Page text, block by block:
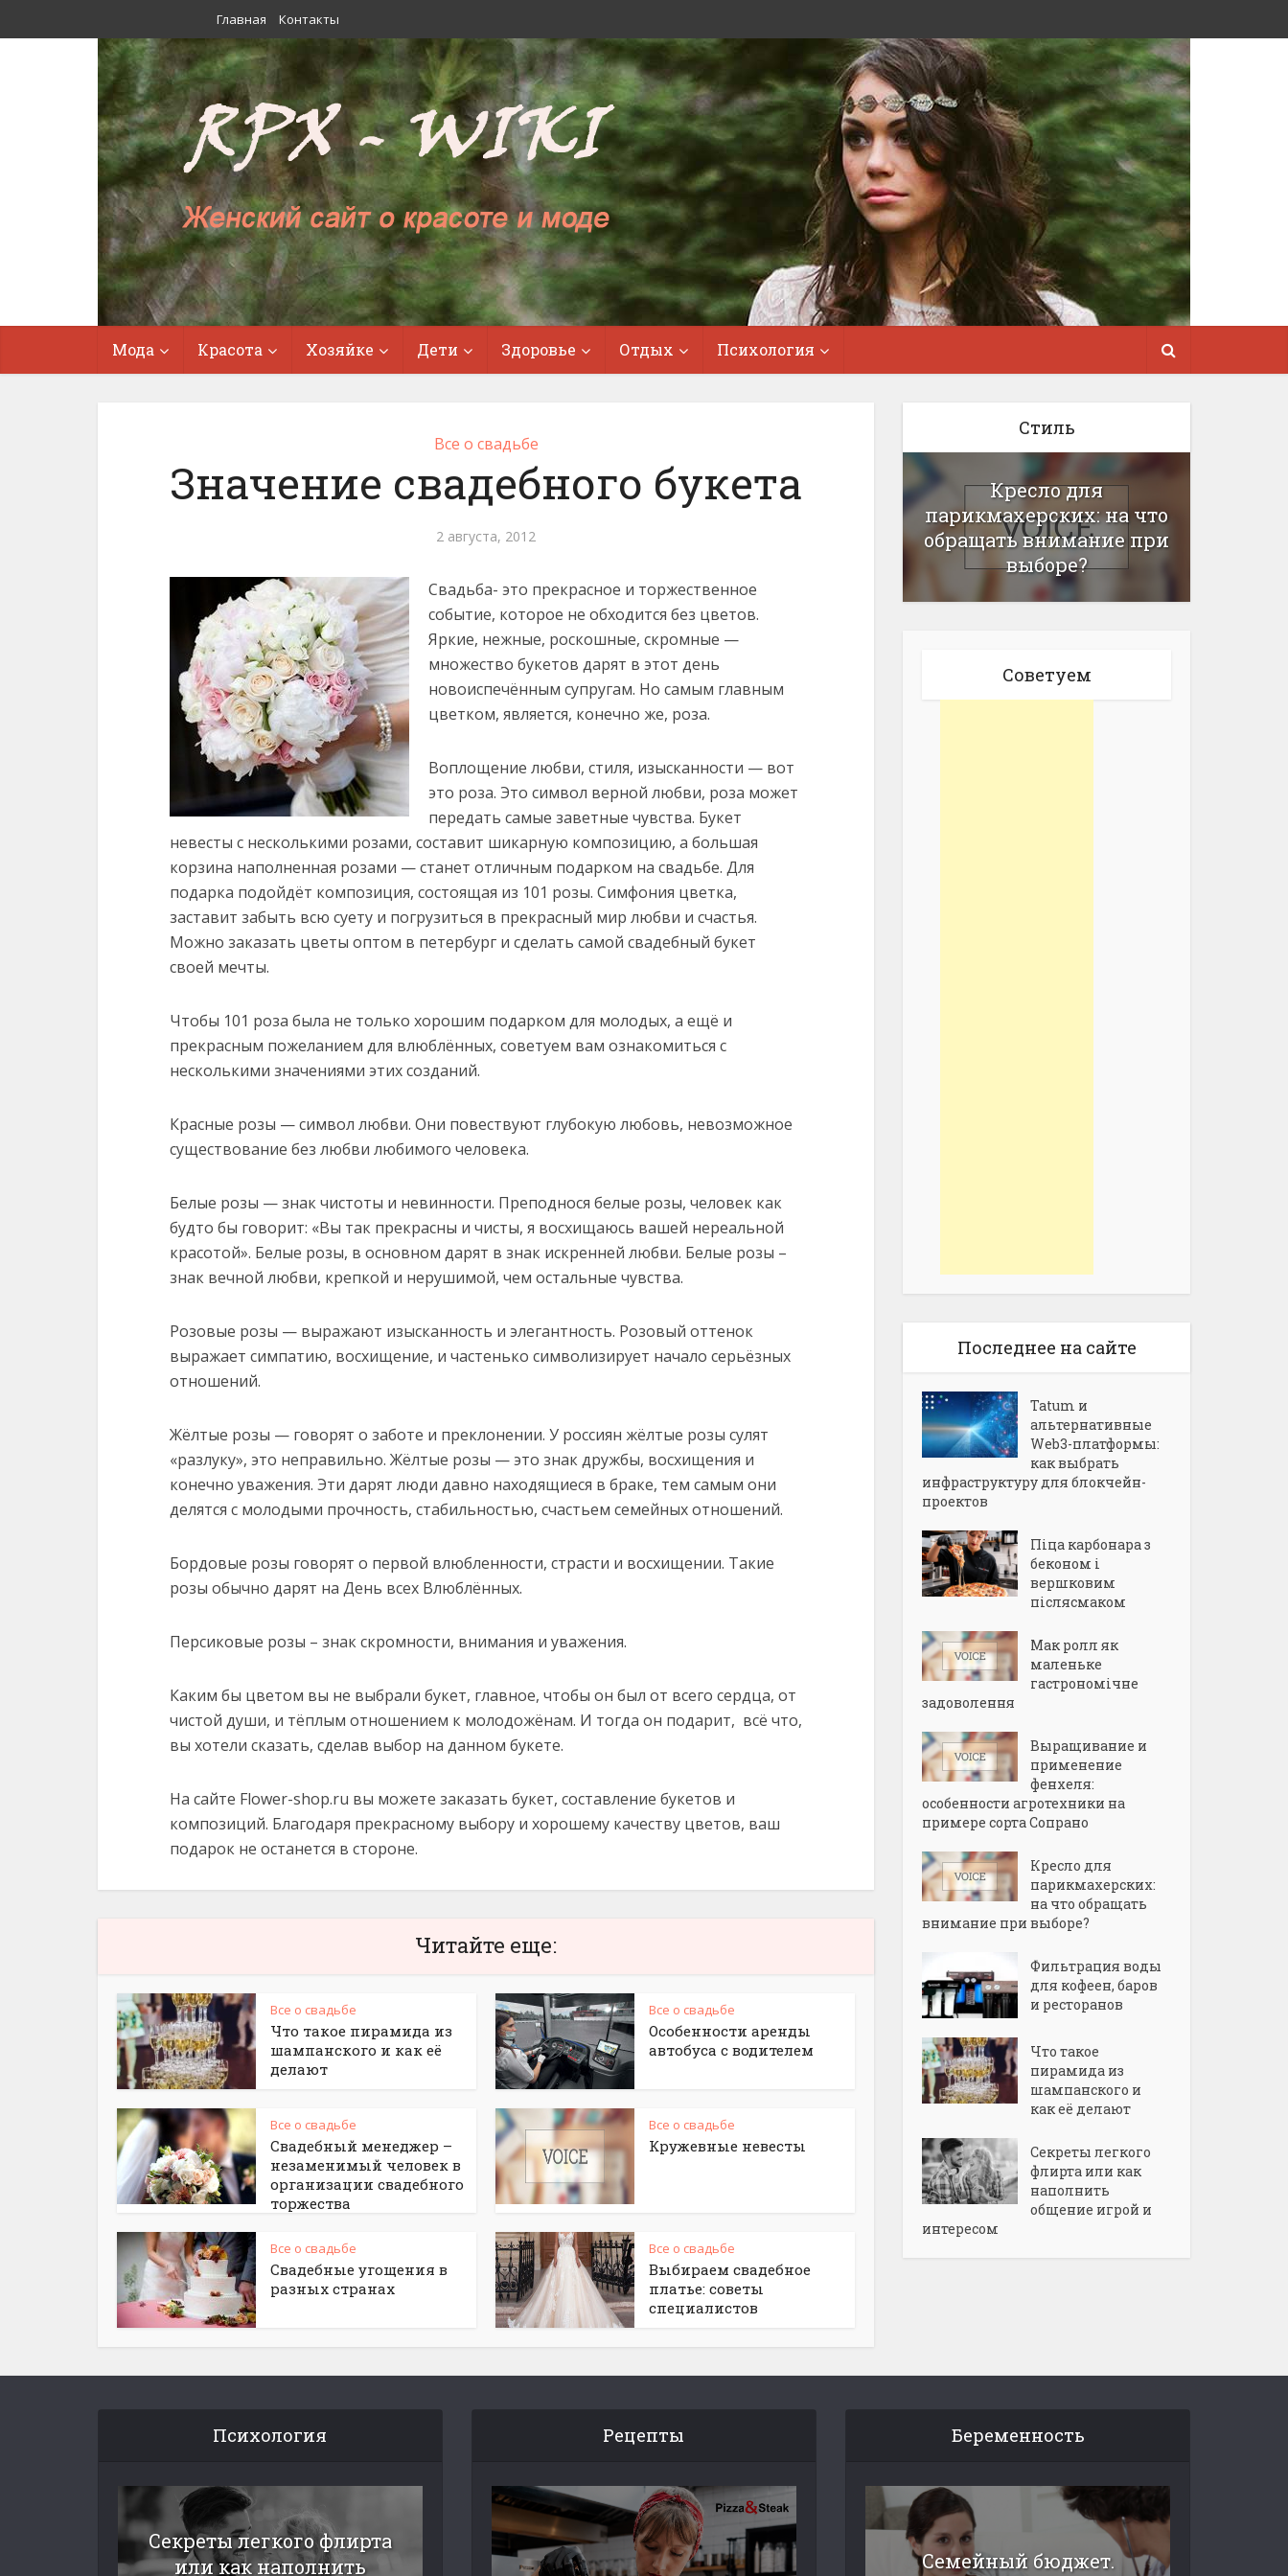
Главная Контакты
Мода Красота Хозяйке Дети Здоровье Отдых Психология
Все о свадьбе
Значение свадебного букета
2 августа, 2012
Свадьба- это прекрасное и торжественное
событие, которое не обходится без цветов.
Яркие, нежные, роскошные, скромные —
множество букетов дарят в этот день
новоиспечённым супругам. Но самым главным
цветком, является, конечно же, роза.
Воплощение любви, стиля, изысканности — вот
это роза. Это символ верной любви, роза может
передать самые заветные чувства. Букет
невесты с несколькими розами, составит шикарную композицию, а большая
корзина наполненная розами — станет отличным подарком на свадьбе. Для
подарка подойдёт композиция, состоящая из 101 розы. Симфония цветка,
заставит забыть всю суету и погрузиться в прекрасный мир любви и счастья.
Можно заказать цветы оптом в петербург и сделать самой свадебный букет
своей мечты.
Чтобы 101 роза была не только хорошим подарком для молодых, а ещё и
прекрасным пожеланием для влюблённых, советуем вам ознакомиться с
несколькими значениями этих созданий.
Красные розы — символ любви. Они повествуют глубокую любовь, невозможное
существование без любви любимого человека.
Белые розы — знак чистоты и невинности. Преподнося белые розы, человек как
будто бы говорит: «Вы так прекрасны и чисты, я восхищаюсь вашей нереальной
красотой». Белые розы, в основном дарят в знак искренней любви. Белые розы –
знак вечной любви, крепкой и нерушимой, чем остальные чувства.
Розовые розы — выражают изысканность и элегантность. Розовый оттенок
выражает симпатию, восхищение, и частенько символизирует начало серьёзных
отношений.
Жёлтые розы — говорят о заботе и преклонении. У россиян жёлтые розы сулят
«разлуку», это неправильно. Жёлтые розы — это знак дружбы, восхищения и
конечно уважения. Эти дарят люди давно находящиеся в браке, тем самым они
делятся с молодыми прочность, стабильностью, счастьем семейных отношений.
Бордовые розы говорят о первой влюбленности, страсти и восхищении. Такие
розы обычно дарят на День всех Влюблённых.
Персиковые розы – знак скромности, внимания и уважения.
Каким бы цветом вы не выбрали букет, главное, чтобы он был от всего сердца, от
чистой души, и тёплым отношением к молодожёнам. И тогда он подарит, всё что,
вы хотели сказать, сделав выбор на данном букете.
На сайте Flower-shop.ru вы можете заказать букет, составление букетов и
композиций. Благодаря прекрасному выбору и хорошему качеству цветов, ваш
подарок не останется в стороне.
Читайте еще:
Все о свадьбе
Что такое пирамида из
шампанского и как её
делают
Все о свадьбе
Особенности аренды
автобуса с водителем
Все о свадьбе
Свадебный менеджер –
незаменимый человек в
организации свадебного
торжества
Все о свадьбе
Кружевные невесты
Все о свадьбе
Свадебные угощения в
разных странах
Все о свадьбе
Выбираем свадебное
платье: советы
специалистов
Стиль
Кресло для
парикмахерских: на что
обращать внимание при
выборе?
Советуем
Последнее на сайте
Tatum и
альтернативные
Web3-платформы:
как выбрать
инфраструктуру для блокчейн-
проектов
Піца карбонара з
беконом і
вершковим
післясмаком
Мак ролл як
маленьке
гастрономічне
задоволення
Выращивание и
применение
фенхеля:
особенности агротехники на
примере сорта Сопрано
Кресло для
парикмахерских:
на что обращать
внимание при выборе?
Фильтрация воды
для кофеен, баров
и ресторанов
Что такое
пирамида из
шампанского и
как её делают
Секреты легкого
флирта или как
наполнить
общение игрой и
интересом
Психология
Секреты легкого флирта
или как наполнить
Рецепты Беременность
Семейный бюджет.